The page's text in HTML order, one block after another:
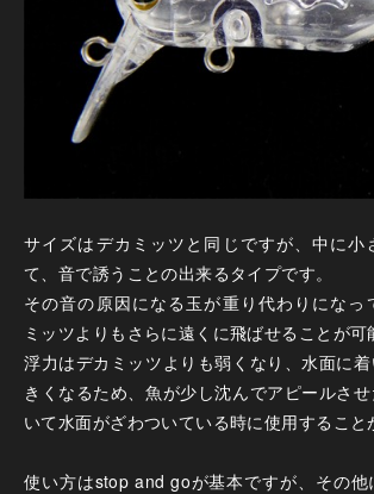
サイズはデカミッツと同じですが、中に小
て、音で誘うことの出来るタイプです。
その音の原因になる玉が重り代わりになっ
ミッツよりもさらに遠くに飛ばせることが可
浮力はデカミッツよりも弱くなり、水面に
きくなるため、魚が少し沈んでアピールさ
いて水面がざわついている時に使用すること
使い方はstop and goが基本ですが、その